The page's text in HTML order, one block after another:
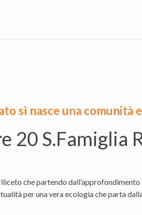
sì nasce una comunità
20 S.Famiglia
che partendo
per una vera ecologia che parta